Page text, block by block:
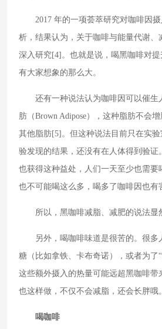
2017 年的一项荟萃研究对咖啡因
析，结果认为，关于咖啡与能量代谢、
深入研究[4]。也就是说，喝黑咖啡对
有大家想象的那么大。
还有一种说法认为咖啡因可以催生
肪（Brown Adipose），这种脂肪不会
其他脂肪[5]。但这种说法目前只在实
验发现的结果，还没有在人体得到验证
也获得这种益处，人们一天至少也需要
也不可能喝这么多，喝多了咖啡因也有
所以，黑咖啡减脂、减肥的说法显
另外，喝咖啡味道是很苦的。很多
糖（比如拿铁、卡布奇诺），或者为
这些额外摄入的热量可能远超黑咖啡带
也这样做，不仅不会减脂，还会长胖哦。
喝咖啡